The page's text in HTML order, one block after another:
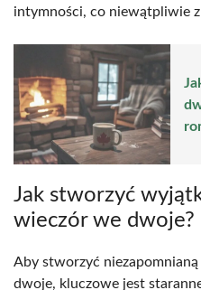
intymności, co niewątpliwie
Jak stworzyć
wieczór we dwoje?
Aby stworzyć
dwoje, kluczowe jest